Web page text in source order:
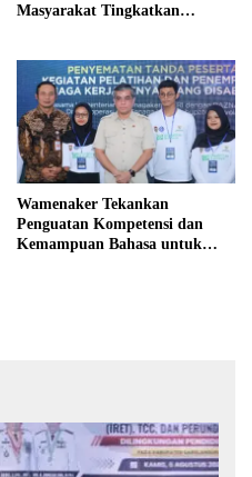
Masyarakat Tingkatkan
Wamenaker Tekankan
Penguatan Kompetensi dan
Kemampuan Bahasa untuk